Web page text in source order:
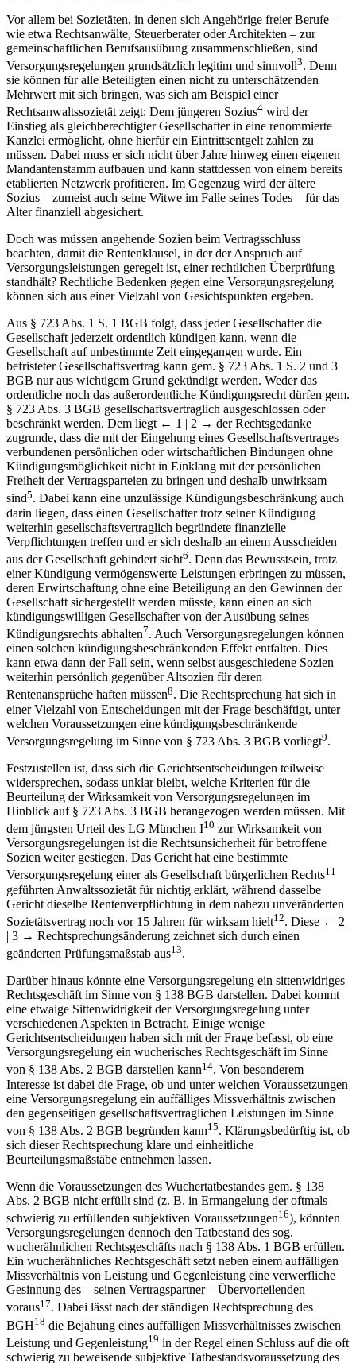
wegen Ausscheidens aus Altersgründen.
Vor allem bei Sozietäten, in denen sich Angehörige freier Berufe –
wie etwa Rechtsanwälte, Steuerberater oder Architekten – zur
gemeinschaftlichen Berufsausübung zusammenschließen, sind
Versorgungsregelungen grundsätzlich legitim und sinnvoll
sie können für alle Beteiligten einen nicht zu unterschätzenden
Mehrwert mit sich bringen, was sich am Beispiel einer
Rechtsanwaltssozietät zeigt: Dem jüngeren Sozius4 wird der
Einstieg als gleichberechtigter Gesellschafter in eine renommierte
Kanzlei ermöglicht, ohne hierfür ein Eintrittsentgelt zahlen zu
müssen. Dabei muss er sich nicht über Jahre hinweg einen eigenen
Mandantenstamm aufbauen und kann stattdessen von einem bereits
etablierten Netzwerk profitieren. Im Gegenzug wird der ältere
Alter finanziell abgesichert.
Doch was müssen angehende Sozien beim Vertragsschluss
beachten, damit die Rentenklausel, in der der Anspruch auf
Versorgungsleistungen geregelt ist, einer rechtlichen Überprüfung
können sich aus einer Vielzahl von Gesichtspunkten ergeben.
Aus § 723 Abs. 1 S. 1 BGB folgt, dass jeder Gesellschafter die
Gesellschaft jederzeit ordentlich kündigen kann, wenn die
Gesellschaft auf unbestimmte Zeit eingegangen wurde. Ein
befristeter Gesellschaftsvertrag kann gem. § 723 Abs. 1 S. 2 und 3
BGB nur aus wichtigem Grund gekündigt werden. Weder das
ordentliche noch das außerordentliche Kündigungsrecht dürfen gem.
§ 723 Abs. 3 BGB gesellschaftsvertraglich ausgeschlossen oder
beschränkt werden. Dem liegt← 1 | 2 →der Rechtsgedanke
zugrunde, dass die mit der Eingehung eines Gesellschaftsvertrages
verbundenen persönlichen oder wirtschaftlichen Bindungen ohne
Kündigungsmöglichkeit nicht in Einklang mit der persönlichen
Freiheit der Vertragsparteien zu bringen und deshalb unwirksam
sind5. Dabei kann eine unzulässige Kündigungsbeschränkung auch
darin liegen, dass einen Gesellschafter trotz seiner Kündigung
weiterhin gesellschaftsvertraglich begründete finanzielle
Verpflichtungen treffen und er sich deshalb an einem Ausscheiden
aus der Gesellschaft gehindert sieht6. Denn das Bewusstsein, trotz
einer Kündigung vermögenswerte Leistungen erbringen zu müssen,
deren Erwirtschaftung ohne eine Beteiligung an den Gewinnen der
Gesellschaft sichergestellt werden müsste, kann einen an sich
kündigungswilligen Gesellschafter von der Ausübung seines
Kündigungsrechts abhalten7. Auch Versorgungsregelungen können
einen solchen kündigungsbeschränkenden Effekt entfalten. Dies
kann etwa dann der Fall sein, wenn selbst ausgeschiedene Sozien
weiterhin persönlich gegenüber Altsozien für deren
Rentenansprüche haften müssen8. Die Rechtsprechung hat sich in
einer Vielzahl von Entscheidungen mit der Frage beschäftigt, unter
welchen Voraussetzungen eine kündigungsbeschränkende
Versorgungsregelung im Sinne von § 723 Abs. 3 BGB vorliegt9
Festzustellen ist, dass sich die Gerichtsentscheidungen teilweise
widersprechen, sodass unklar bleibt, welche Kriterien für die
Beurteilung der Wirksamkeit von Versorgungsregelungen im
Hinblick auf § 723 Abs. 3 BGB herangezogen werden müssen. Mit
dem jüngsten Urteil des LG München I10zur Wirksamkeit von
Versorgungsregelungen ist die Rechtsunsicherheit für betroffene
Sozien weiter gestiegen. Das Gericht hat eine bestimmte
Versorgungsregelung einer als Gesellschaft bürgerlichen Rechts11
geführten Anwaltssozietät für nichtig erklärt, während dasselbe
Gericht dieselbe Rentenverpflichtung in dem nahezu unveränderten
Sozietätsvertrag noch vor 15 Jahren für wirksam hielt
| 3 →
Rechtsprechungsänderung zeichnet sich durch einen
geänderten Prüfungsmaßstab aus13.
Darüber hinaus könnte eine Versorgungsregelung ein sittenwidriges
Rechtsgeschäft im Sinne von § 138 BGB darstellen. Dabei kommt
eine etwaige Sittenwidrigkeit der Versorgungsregelung unter
verschiedenen Aspekten in Betracht. Einige wenige
Gerichtsentscheidungen haben sich mit der Frage befasst, ob eine
Versorgungsregelung ein wucherisches Rechtsgeschäft im Sinne
von § 138 Abs. 2 BGB darstellen kann14 . Von besonderem
Interesse ist dabei die Frage, ob und unter welchen Voraussetzungen
eine Versorgungsregelung ein auffälliges Missverhältnis zwischen
den gegenseitigen gesellschaftsvertraglichen Leistungen im Sinne
von § 138 Abs. 2 BGB begründen kann
Beurteilungsmaßstäbe entnehmen lassen.
Wenn die Voraussetzungen des Wuchertatbestandes gem. § 138
Abs. 2 BGB nicht erfüllt sind (z. B. in Ermangelung der oftmals
schwierig zu erfüllenden subjektiven Voraussetzungen16), könnten
Versorgungsregelungen dennoch den Tatbestand des sog.
wucherähnlichen Rechtsgeschäfts nach § 138 Abs. 1 BGB erfüllen.
Ein wucherähnliches Rechtsgeschäft setzt neben einem auffälligen
Missverhältnis von Leistung und Gegenleistung eine verwerfliche
Gesinnung des – seinen Vertragspartner – Übervorteilenden
voraus
17 . Dabei lässt nach der ständigen Rechtsprechung des
BGH18die Bejahung eines auffälligen Missverhältnisses zwischen